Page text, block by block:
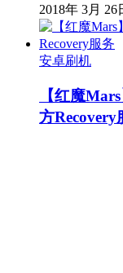
2018年 3月 26
安卓刷机
【红魔
方Recovery